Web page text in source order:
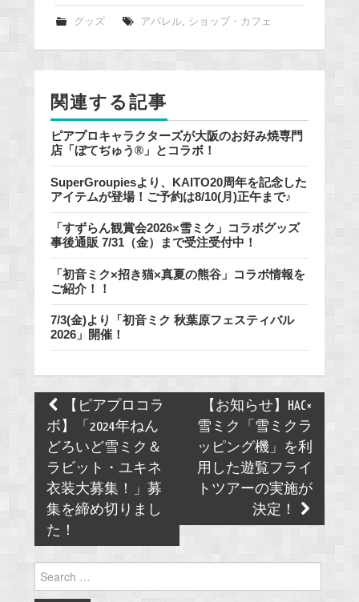
k
グッズ アパレル, ショップ・カフェ
関連する記事
ピアプロキャラクターズが大阪のお好み焼専門
店「ぼてぢゅう®」とコラボ！
SuperGroupiesより、KAITO20周年を記念した
アイテムが登場！ご予約は8/10(月)正午まで♪
「すずらん観賞会2026×雪ミク」コラボグッズ
事後通販 7/31（金）まで受注受付中！
「初音ミク×招き猫×真夏の熊谷」コラボ情報を
ご紹介！！
7/3(金)より「初音ミク 秋葉原フェスティバル
2026」開催！
Post
navigation
【ピアプロコラ
ボ】「2024年ねん
どろいど雪ミク＆
ラビット・ユキネ
衣装大募集！」募
集を締め切りまし
た！
【お知らせ】HAC×
雪ミク「雪ミクラ
ッピング機」を利
用した遊覧フライ
トツアーの実施が
決定！
for: